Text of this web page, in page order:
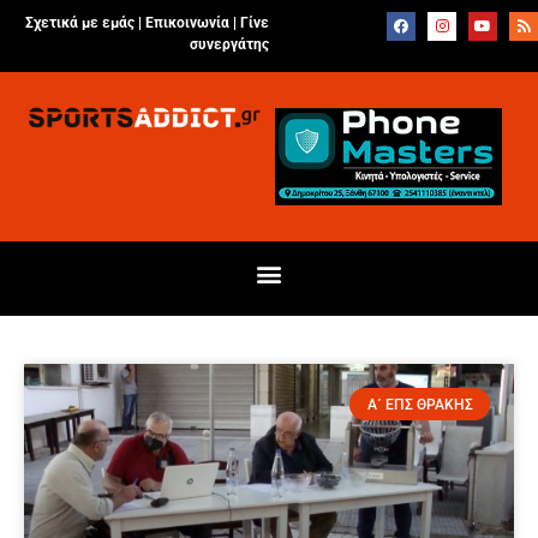
Σχετικά με εμάς | Επικοινωνία
Γίνε
συνεργάτης
Α΄ ΕΠΣ ΘΡΑΚΗΣ